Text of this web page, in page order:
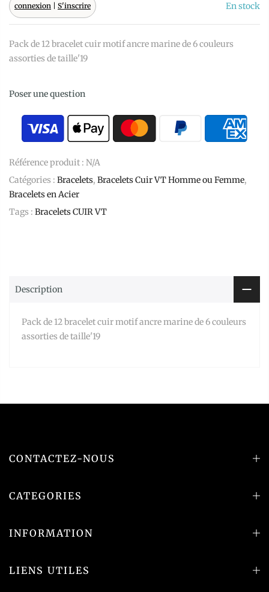
connexion S'inscrire En stock
Pack de 12 bracelet cuir motif ancre marine de 6 couleurs
assorties de taille'19
Poser une question
Référence produit : N/A
Catégories : Bracelets, Bracelets Cuir VT Homme ou Femme,
Bracelets en Acier
Tags : Bracelets CUIR VT
Description
Pack de 12 bracelet cuir motif ancre marine de 6 couleurs
assorties de taille'19
CONTACTEZ-NOUS
CATEGORIES
INFORMATION
LIENS UTILES